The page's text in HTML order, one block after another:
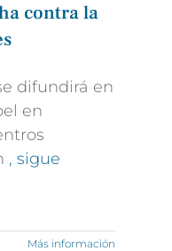
contra la
difundirá en
en
, sigue
Más información